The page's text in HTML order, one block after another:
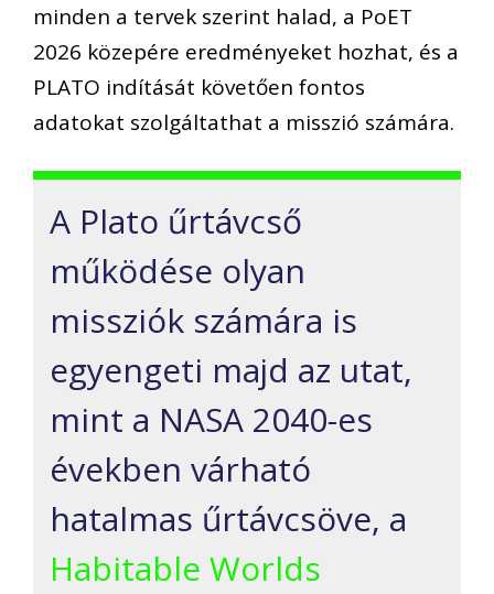
minden a tervek szerint halad, a PoET
2026 közepére eredményeket hozhat, és a
PLATO indítását követően fontos
adatokat szolgáltathat a misszió számára.
A Plato űrtávcső
működése olyan
missziók számára is
egyengeti majd az utat,
mint a NASA 2040-es
években várható
hatalmas űrtávcsöve, a
Habitable Worlds